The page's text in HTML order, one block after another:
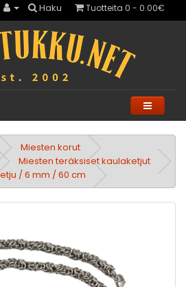
Haku Tuotteita 0 - 0.00€
Miesten korut
Miesten teräksiset kaulaketjut
/ 6 mm / 60 cm